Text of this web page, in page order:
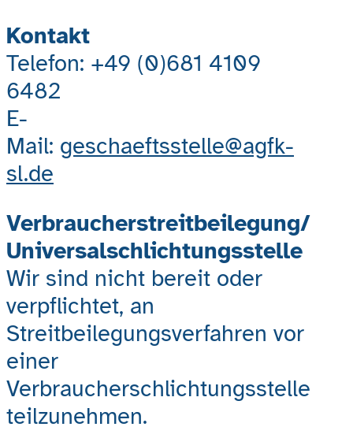
Kontakt
Telefon: +49 (0)681 4109
6482
E-
Mail: geschaeftsstelle@agfk-
sl.de
Verbraucherstreitbeilegung/
Universalschlichtungsstelle
Wir sind nicht bereit oder
verpflichtet, an
Streitbeilegungsverfahren vor
einer
Verbraucherschlichtungsstelle
teilzunehmen.